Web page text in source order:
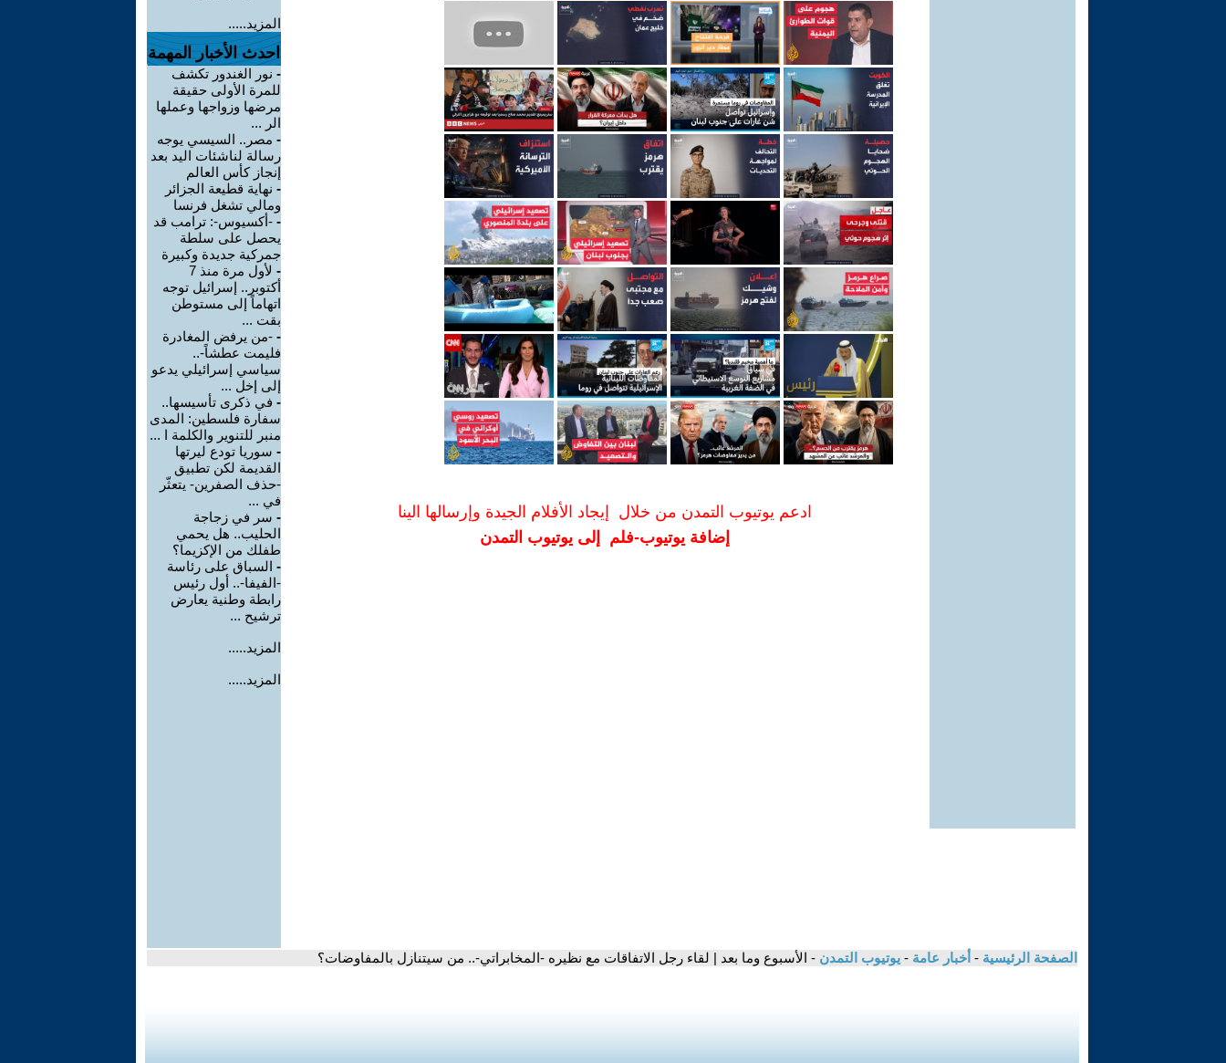
ادعم يوتيوب التمدن من خلال إيجاد الأفلام الجيدة وإرسالها الينا
إضافة يوتيوب-فلم إلى يوتيوب التمدن
المزيد.....
احدث الأخبار المهمة
- نور الغندور تكشف
للمرة الأولى حقيقة
مرضها وزواجها وعملها
الر ...
- مصر.. السيسي يوجه
رسالة لناشئات اليد بعد
إنجاز كأس العالم
- نهاية قطيعة الجزائر
ومالي تشغل فرنسا
- -أكسيوس-: ترامب قد
يحصل على سلطة
جمركية جديدة وكبيرة
-
لأول مرة منذ 7
أكتوبر.. إسرائيل توجه
اتهاماً إلى مستوطن
بقت ...
- -من يرفض المغادرة
فليمت عطشاً-..
سياسي إسرائيلي يدعو
إلى إخل ...
- في ذكرى تأسيسها..
سفارة فلسطين: المدى
منبر للتنوير والكلمة ا ...
- سوريا تودع ليرتها
القديمة لكن تطبيق
-حذف الصفرين- يتعثّر
في ...
- سر في زجاجة
الحليب.. هل يحمي
طفلك من الإكزيما؟
- السباق على رئاسة
-الفيفا-.. أول رئيس
رابطة وطنية يعارض
ترشيح ...
المزيد.....
المزيد.....
الصفحة الرئيسية - أخبار عامة - يوتيوب التمدن - الأسبوع وما بعد | لقاء رجل الاتفاقات مع نظيره -المخابراتي-.. من سيتنازل بالمفاوضات؟